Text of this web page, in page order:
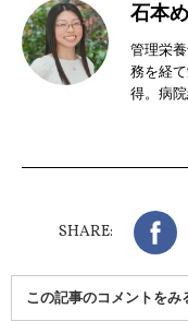
石本
管理栄
務を経
得。病
ピを発
SHARE:
この記事のコメントをみ